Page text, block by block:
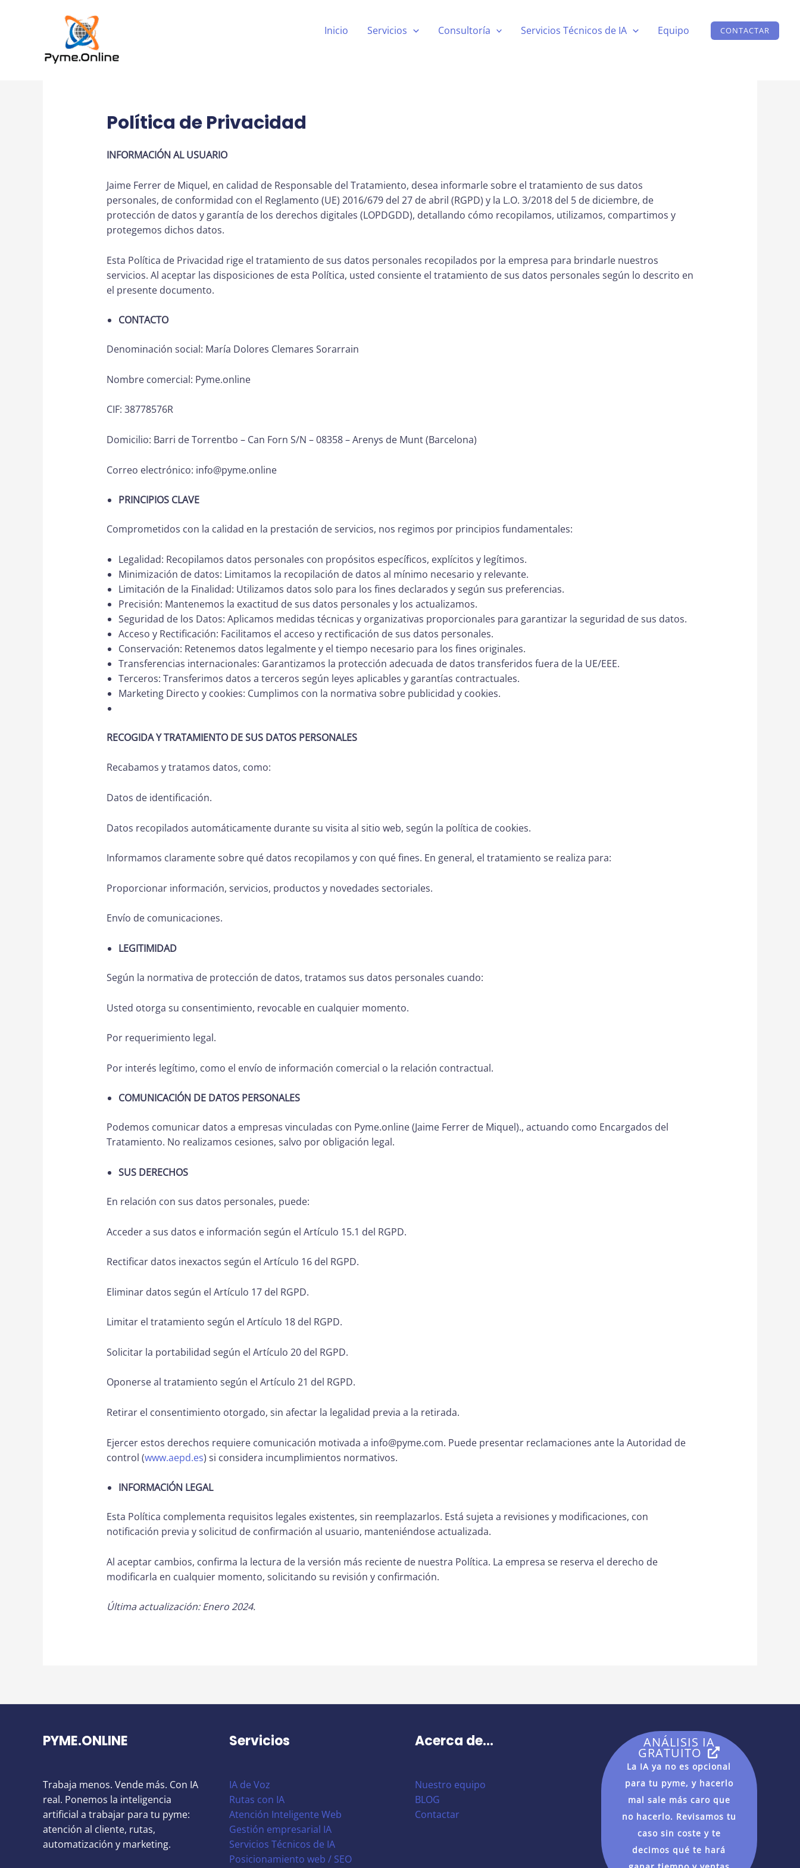
Inicio
Servicios Consultoría Servicios Técnicos de IA Equipo CONTACTAR
Política de Privacidad
INFORMACIÓN AL USUARIO
Jaime Ferrer de Miquel, en calidad de Responsable del Tratamiento, desea informarle sobre el tratamiento de sus datos
personales, de conformidad con el Reglamento (UE) 2016/679 del 27 de abril (RGPD) y la L.O. 3/2018 del 5 de diciembre, de
protección de datos y garantía de los derechos digitales (LOPDGDD), detallando cómo recopilamos, utilizamos, compartimos y
protegemos dichos datos.
Esta Política de Privacidad rige el tratamiento de sus datos personales recopilados por la empresa para brindarle nuestros
servicios. Al aceptar las disposiciones de esta Política, usted consiente el tratamiento de sus datos personales según lo descrito en
el presente documento.
CONTACTO
Denominación social: María Dolores Clemares Sorarrain
Nombre comercial: Pyme.online
CIF: 38778576R
Domicilio: Barri de Torrentbo – Can Forn S/N – 08358 – Arenys de Munt (Barcelona)
Correo electrónico: info@pyme.online
PRINCIPIOS CLAVE
Comprometidos con la calidad en la prestación de servicios, nos regimos por principios fundamentales:
Legalidad: Recopilamos datos personales con propósitos específicos, explícitos y legítimos.
Minimización de datos: Limitamos la recopilación de datos al mínimo necesario y relevante.
Limitación de la Finalidad: Utilizamos datos solo para los fines declarados y según sus preferencias.
Precisión: Mantenemos la exactitud de sus datos personales y los actualizamos.
Seguridad de los Datos: Aplicamos medidas técnicas y organizativas proporcionales para garantizar la seguridad de sus datos.
Acceso y Rectificación: Facilitamos el acceso y rectificación de sus datos personales.
Conservación: Retenemos datos legalmente y el tiempo necesario para los fines originales.
Transferencias internacionales: Garantizamos la protección adecuada de datos transferidos fuera de la UE/EEE.
Terceros: Transferimos datos a terceros según leyes aplicables y garantías contractuales.
Marketing Directo y cookies: Cumplimos con la normativa sobre publicidad y cookies.
RECOGIDA Y TRATAMIENTO DE SUS DATOS PERSONALES
Recabamos y tratamos datos, como:
Datos de identificación.
Datos recopilados automáticamente durante su visita al sitio web, según la política de cookies.
Informamos claramente sobre qué datos recopilamos y con qué fines. En general, el tratamiento se realiza para:
Proporcionar información, servicios, productos y novedades sectoriales.
Envío de comunicaciones.
LEGITIMIDAD
Según la normativa de protección de datos, tratamos sus datos personales cuando:
Usted otorga su consentimiento, revocable en cualquier momento.
Por requerimiento legal.
Por interés legítimo, como el envío de información comercial o la relación contractual.
COMUNICACIÓN DE DATOS PERSONALES
Podemos comunicar datos a empresas vinculadas con Pyme.online (Jaime Ferrer de Miquel)., actuando como Encargados del
Tratamiento. No realizamos cesiones, salvo por obligación legal.
SUS DERECHOS
En relación con sus datos personales, puede:
Acceder a sus datos e información según el Artículo 15.1 del RGPD.
Rectificar datos inexactos según el Artículo 16 del RGPD.
Eliminar datos según el Artículo 17 del RGPD.
Limitar el tratamiento según el Artículo 18 del RGPD.
Solicitar la portabilidad según el Artículo 20 del RGPD.
Oponerse al tratamiento según el Artículo 21 del RGPD.
Retirar el consentimiento otorgado, sin afectar la legalidad previa a la retirada.
Ejercer estos derechos requiere comunicación motivada a info@pyme.com. Puede presentar reclamaciones ante la Autoridad de
control (www.aepd.es) si considera incumplimientos normativos.
INFORMACIÓN LEGAL
Esta Política complementa requisitos legales existentes, sin reemplazarlos. Está sujeta a revisiones y modificaciones, con
notificación previa y solicitud de confirmación al usuario, manteniéndose actualizada.
Al aceptar cambios, confirma la lectura de la versión más reciente de nuestra Política. La empresa se reserva el derecho de
modificarla en cualquier momento, solicitando su revisión y confirmación.
Última actualización: Enero 2024.
PYME.ONLINE
Trabaja menos. Vende más. Con IA
real. Ponemos la inteligencia
artificial a trabajar para tu pyme:
atención al cliente, rutas,
automatización y marketing.
Servicios
IA de Voz
Rutas con IA
Atención Inteligente Web
Gestión empresarial IA
Servicios Técnicos de IA
Posicionamiento web / SEO
Acerca de...
Nuestro equipo
BLOG
Contactar
ANÁLISIS IA
GRATUITO
La IA ya no es opcional
para tu pyme, y hacerlo
mal sale más caro que
no hacerlo. Revisamos tu
caso sin coste y te
decimos qué te hará